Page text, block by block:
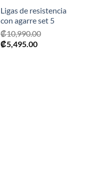
Ligas de resistencia
con agarre set 5
₡10,990.00
El
₡5,495.00El